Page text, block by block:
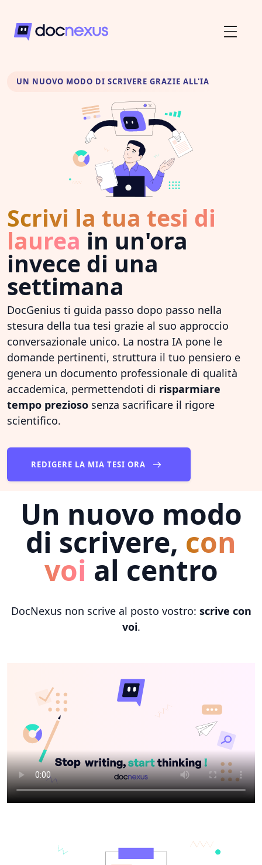
UN NUOVO MODO DI SCRIVERE GRAZIE ALL'IA
Scrivi la tua tesi di
laurea in un'ora
invece di una
settimana
DocGenius ti guida passo dopo passo nella
stesura della tua tesi grazie al suo approccio
conversazionale unico. La nostra IA pone le
domande pertinenti, struttura il tuo pensiero e
genera un documento professionale di qualità
accademica, permettendoti di risparmiare
tempo prezioso senza sacrificare il rigore
scientifico.
REDIGERE LA MIA TESI ORA
Un nuovo modo
di scrivere, con
voi al centro
DocNexus non scrive al posto vostro: scrive con
voi.